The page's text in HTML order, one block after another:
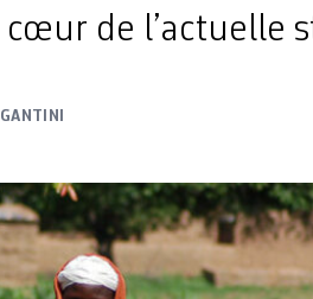
de l’actuelle